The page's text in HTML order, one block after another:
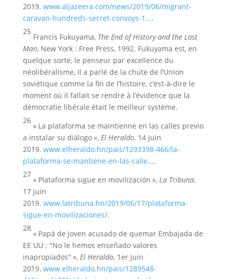
2019. www.aljazeera.com/news/2019/06/migrant-
caravan-hundreds-secret-convoys-1....
25
Francis Fukuyama, The End of History and the Last
Man, New York : Free Press, 1992. Fukuyama est, en
quelque sorte, le penseur par excellence du
néolibéralisme, Il a parlé de la chute de l’Union
soviétique comme la fin de l’histoire, c’est-à-dire le
moment où il fallait se rendre à l’évidence que la
démocratie libérale était le meilleur système.
26
« La plataforma se maintienne en las calles previo
a instalar su diálogo », El Heraldo, 14 juin
2019. www.elheraldo.hn/pais/1293398-466/la-
plataforma-se-mantiene-en-las-calle....
27
« Plataforma sigue en movilización », La Tribuna,
17 juin
2019. www.latribuna.hn/2019/06/17/plataforma-
sigue-en-movilizaciones/.
28
« Papá de joven acusado de quemar Embajada de
EE UU : "No le hemos enseñado valores
inapropiados" », El Heraldo, 1er juin
2019. www.elheraldo.hn/pais/1289548-